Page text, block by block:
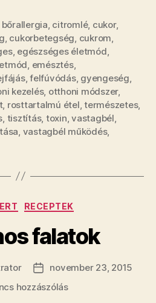
bőrallergia citromlé, cukor,
cukorbetegség cukrom
, egészséges életmód
emésztés,
,felfúvódás, gyengeség
kezelés, otthoni módszer,
, rosttartalmú étel ,természetes,
tisztítás, toxin ,vastagbél
vastagbél működés,
Kategóriák
RECEPTEK
falatok
Bejegyzés
dátuma
november 23, 2015
hozzászólása(z)